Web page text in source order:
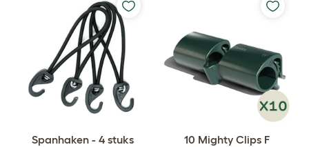
Spanhaken - 4 stuks 10 Mighty Clips F